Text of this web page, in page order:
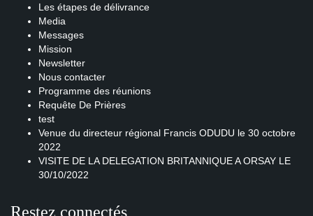
Les étapes de délivrance
Media
Messages
Mission
Newsletter
Nous contacter
Programme des réunions
Requête De Prières
test
Venue du directeur régional Francis ODUDU le 30 octobre
2022
VISITE DE LA DELEGATION BRITANNIQUE A ORSAY LE
30/10/2022
Restez connectés